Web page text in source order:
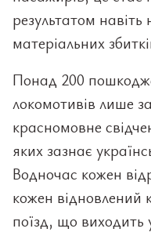
результатом навіть
матеріальних
Понад 200
локомотивів лише
красномовне
яких зазнає
Водночас кожен
кожен відновлений
поїзд, що виходить